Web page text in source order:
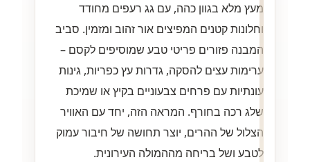
מעץ מלא בגוון כהה, עם גג רעפים מחודד
וחלונות קטנים המפיצים אור זהוב ומזמין. סביב
המבנה פזורים פריטי טבע שמוסיפים לקסם –
ערימות עצים להסקה, גדרות עץ כפריות, גינות
עונתיות עם פרחים צבעוניים בקיץ או שמיכת
שלג רכה בחורף. המראה הזה, יחד עם האוויר
הצלול של ההרים, יוצר תחושה של חיבור עמוק
לטבע ושל בריחה מההמולה העירונית.